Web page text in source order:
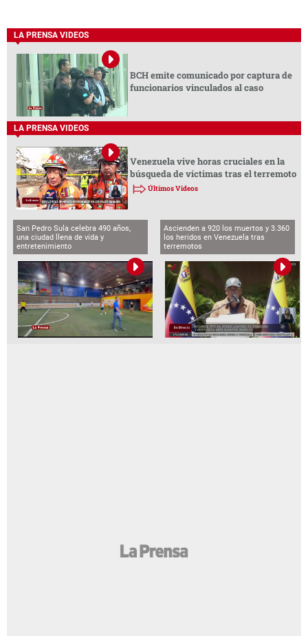
LA PRENSA VIDEOS
BCH emite comunicado por captura de
funcionarios vinculados al caso
LA PRENSA VIDEOS
Venezuela vive horas cruciales en la
búsqueda de víctimas tras el terremoto
Últimos Videos
San Pedro Sula celebra 490 años,
una ciudad llena de vida y
entretenimiento
Ascienden a 920 los muertos y 3.360
los heridos en Venezuela tras
terremotos